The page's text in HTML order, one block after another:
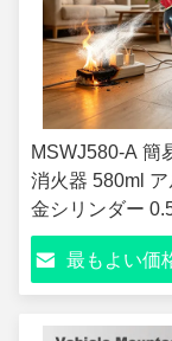
MSWJ580-A 簡
消火器 580ml
金シリンダー
E 5F 格付け A/
ラス 火 ≥2m 噴
5°C~55°C
標準 ミニポー
最もよい価